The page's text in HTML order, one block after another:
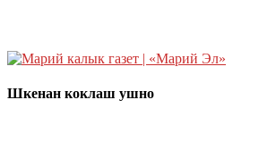
Шкенан коклаш ушно